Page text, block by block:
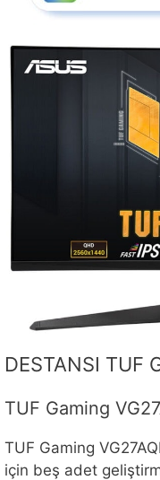
DESTANSI TUF
TUF Gaming
TUF Gaming
için beş adet